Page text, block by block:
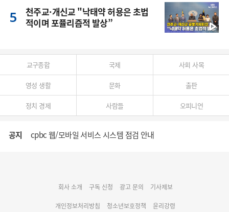
천주교·개신교 "낙태약 허용은 초법
적이며 포퓰리즘적 발상”
교구종합 국제 사회 사목
영성 생활 문화 출판
정치 경제 사람들 오피니언
공지 cpbc 웹/모바일 서비스 시스템 점검 안내
명동 미디어큐브 & 1898 미디어월 공모전 수상작 발표
회사 소개 구독 신청 광고 문의 기사제보
개인정보처리방침 청소년보호정책 윤리강령